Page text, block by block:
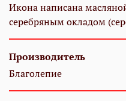
Икона написана
серебряным окладом
Производитель
Благолепие